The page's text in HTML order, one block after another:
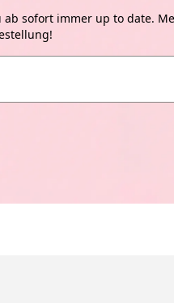
sofort immer up to date.